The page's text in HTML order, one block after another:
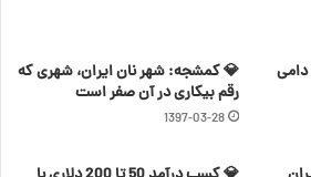
💎 کمشجه: شهر نان ایران، شهری که
رقم بیکاری در آن صفر است
1397-03-28